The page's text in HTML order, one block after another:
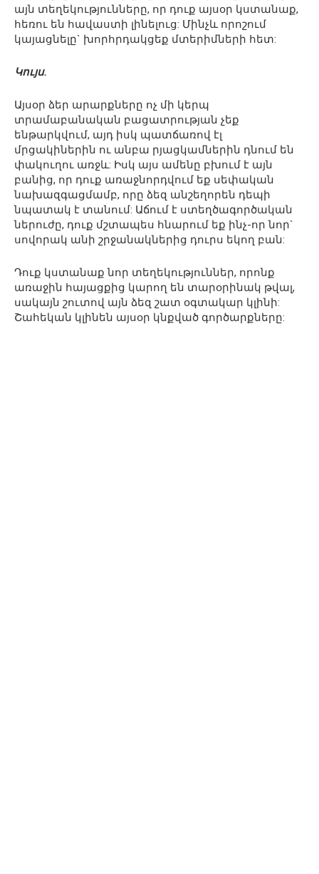
այն տեղեկությունները, որ դուք այսօր կստանաք,
հեռու են հավաստի լինելուց: Մինչև որոշում
կայացնելը` խորհրդակցեք մտերիմների հետ:
Կույս.
Այսօր ձեր արարքները ոչ մի կերպ
տրամաբանական բացատրության չեք
ենթարկվում, այդ իսկ պատճառով էլ
մրցակիներին ու անբա րյացկամներին դնում են
փակուղու առջև: Իսկ այս ամենը բխում է այն
բանից, որ դուք առաջնորդվում եք սեփական
նախազգացմամբ, որը ձեզ անշեղորեն դեպի
նպատակ է տանում: Աճում է ստեղծագործական
ներուժը, դուք մշտապես հնարում եք ինչ-որ նոր`
սովորակ անի շրջանակներից դուրս եկող բան:
Դուք կստանաք նոր տեղեկություններ, որոնք
առաջին հայացքից կարող են տարօրինակ թվալ,
սակայն շուտով այն ձեզ շատ օգտակար կլինի:
Շահեկան կլինեն այսօր կնքված գործարքները: